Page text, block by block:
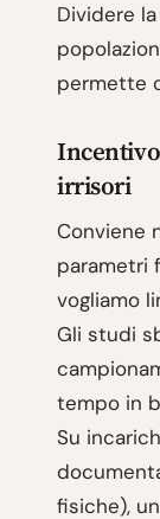
Dividere
permette
irrisori
Conviene
parametri
vogliamo
Gli studi
tempo in
Su
fisiche),